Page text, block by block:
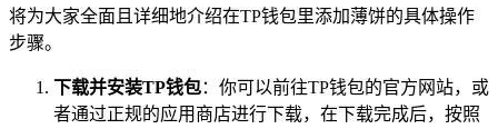
将为大家全面且详细地介绍在TP钱包里添加薄饼的具体操作
步骤。
下载并安装TP钱包：你可以前往TP钱包的官方网站，或
者通过正规的应用商店进行下载，在下载完成后，按照